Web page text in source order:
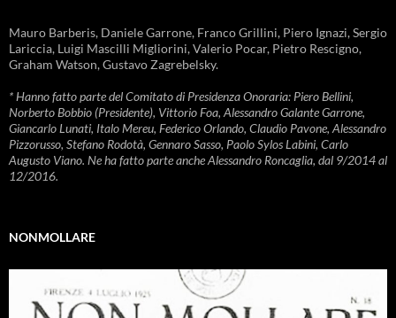
Mauro Barberis, Daniele Garrone, Franco Grillini, Piero Ignazi, Sergio
Lariccia, Luigi Mascilli Migliorini, Valerio Pocar, Pietro Rescigno,
Graham Watson, Gustavo Zagrebelsky.
* Hanno fatto parte del Comitato di Presidenza Onoraria: Piero Bellini,
Norberto Bobbio (Presidente), Vittorio Foa, Alessandro Galante Garrone,
Giancarlo Lunati, Italo Mereu, Federico Orlando, Claudio Pavone, Alessandro
Pizzorusso, Stefano Rodotà, Gennaro Sasso, Paolo Sylos Labini, Carlo
Augusto Viano. Ne ha fatto parte anche Alessandro Roncaglia, dal 9/2014 al
12/2016.
NONMOLLARE